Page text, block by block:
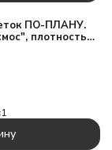
ПО-ПЛАНУ.
плотность